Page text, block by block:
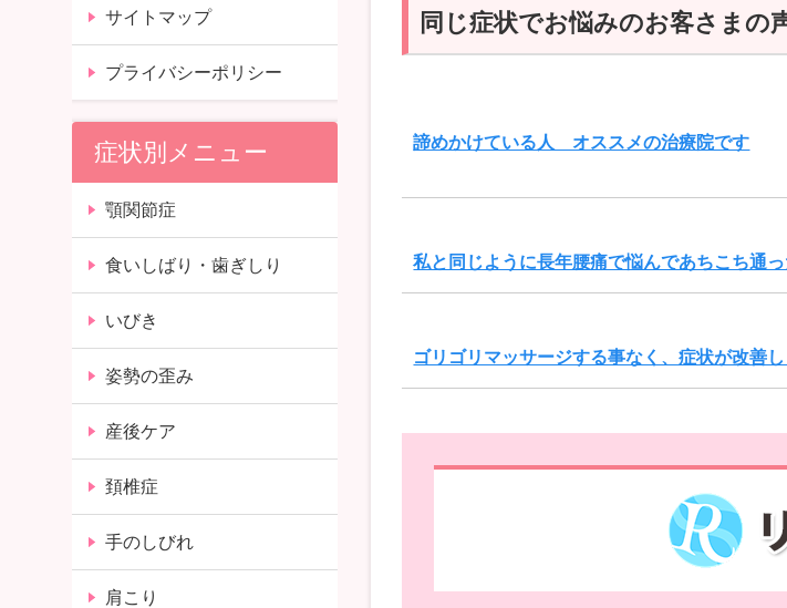
同じ症状でお悩みのお客さまの
諦めかけている人 オススメの治療院です
私と同じように長年腰痛で悩んであちこち通
ゴリゴリマッサージする事なく、症状が改善し
サイトマップ
プライバシーポリシー
症状別メニュー
顎関節症
食いしばり・歯ぎしり
いびき
姿勢の歪み
産後ケア
頚椎症
手のしびれ
肩こり